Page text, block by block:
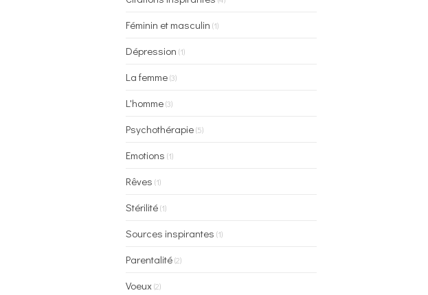
Féminin et masculin (1)
Dépression (1)
La femme(3)
L'homme(3)
Psychothérapie(5)
Emotions (1)
Rêves (1)
Stérilité(1)
Sources inspirantes (1)
Parentalité(2)
Voeux(2)